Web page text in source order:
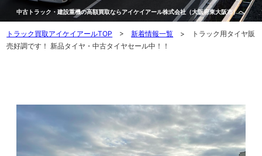
中古トラック・建設重機の高額買取ならアイケイアール株式会社（大阪府東大阪市）へ
トラック買取アイケイアールTOP >新着情報一覧 > トラック用タイヤ販
売好調です！ 新品タイヤ・中古タイヤセール中！！